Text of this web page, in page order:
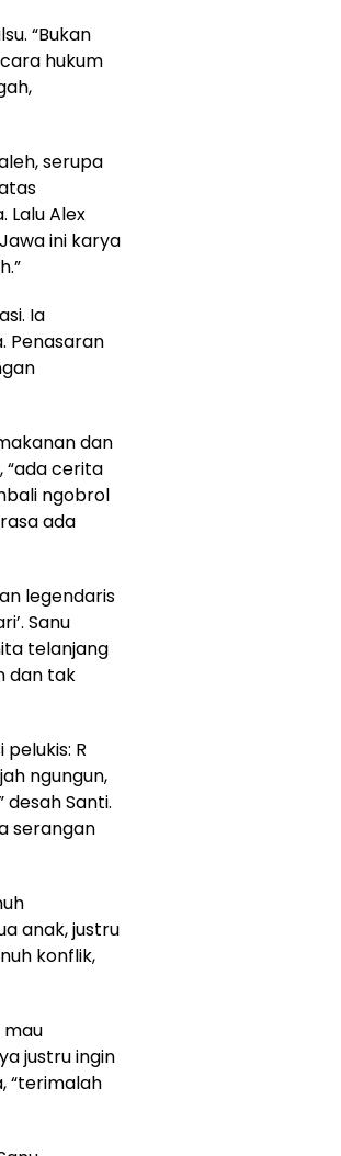
“Bukan
hukum
serupa
Lalu Alex
ini karya
Ia
Penasaran
dan
“ada cerita
ngobrol
ada
legendaris
Sanu
telanjang
dan tak
R
ngungun,
desah Santi.
serangan
anak, justru
konflik,
mau
justru ingin
“terimalah